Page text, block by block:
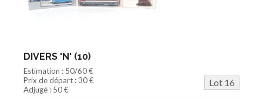
DIVERS 'N' (10)
Estimation : 50/60 €
Prix de départ : 30 €
Lot 16
Adjugé : 50 €